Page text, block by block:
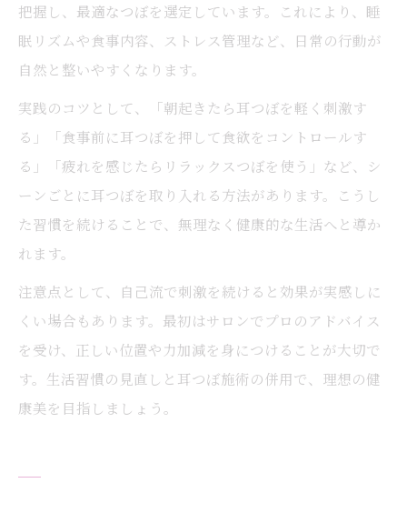
把握し、最適なつぼを選定しています。これにより、睡
眠リズムや食事内容、ストレス管理など、日常の行動が
自然と整いやすくなります。
実践のコツとして、「朝起きたら耳つぼを軽く刺激す
る」「食事前に耳つぼを押して食欲をコントロールす
る」「疲れを感じたらリラックスつぼを使う」など、シ
ーンごとに耳つぼを取り入れる方法があります。こうし
た習慣を続けることで、無理なく健康的な生活へと導か
れます。
注意点として、自己流で刺激を続けると効果が実感しに
くい場合もあります。最初はサロンでプロのアドバイス
を受け、正しい位置や力加減を身につけることが大切で
す。生活習慣の見直しと耳つぼ施術の併用で、理想の健
康美を目指しましょう。